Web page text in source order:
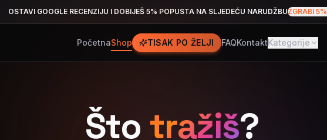
OSTAVI GOOGLE RECENZIJU I DOBIJEŠ 5% POPUSTA NA SLJEDEĆU NARUDŽBUZGRABI 5%
PočetnaShop TISAK PO ŽELJI FAQKontaktKategorije
Što tražiš?